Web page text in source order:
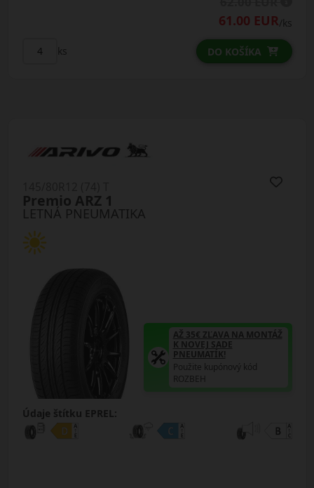
61.00 EUR/ks
ks DO KOŠÍKA
LETNÁ PNEUMATIKA
Premio ARZ 1
AŽ 35€ ZĽAVA NA MONTÁŽ
K NOVEJ SADE
PNEUMATÍK!
Použite kupónový kód
ROZBEH
Údaje štítku EPREL: